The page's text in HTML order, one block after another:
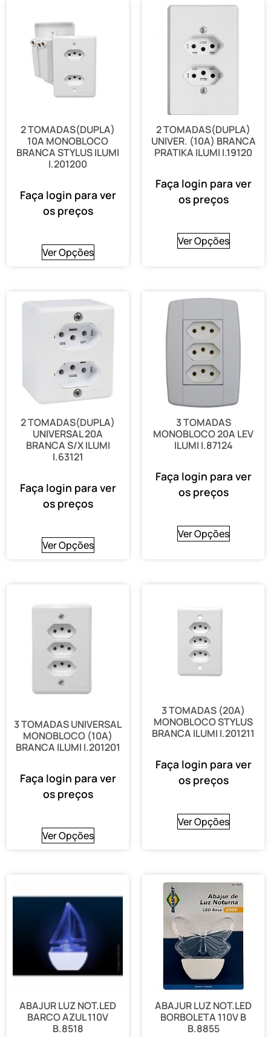
2 TOMADAS(DUPLA)
10A MONOBLOCO
BRANCA STYLUS ILUMI
I.201200
Faça login para ver
os preços
Ver Opções
2 TOMADAS(DUPLA)
UNIVER. (10A) BRANCA
PRATIKA ILUMI I.19120
Faça login para ver
os preços
Ver Opções
2 TOMADAS(DUPLA)
UNIVERSAL 20A
BRANCA S/X ILUMI
I.63121
Faça login para ver
os preços
Ver Opções
3 TOMADAS
MONOBLOCO 20A LEV
ILUMI I.87124
Faça login para ver
os preços
Ver Opções
3 TOMADAS UNIVERSAL
MONOBLOCO (10A)
BRANCA ILUMI I.201201
Faça login para ver
os preços
Ver Opções
3 TOMADAS (20A)
MONOBLOCO STYLUS
BRANCA ILUMI I.201211
Faça login para ver
os preços
Ver Opções
ABAJUR LUZ NOT.LED
BARCO AZUL 110V
B.8518
ABAJUR LUZ NOT.LED
BORBOLETA 110V B
B.8855